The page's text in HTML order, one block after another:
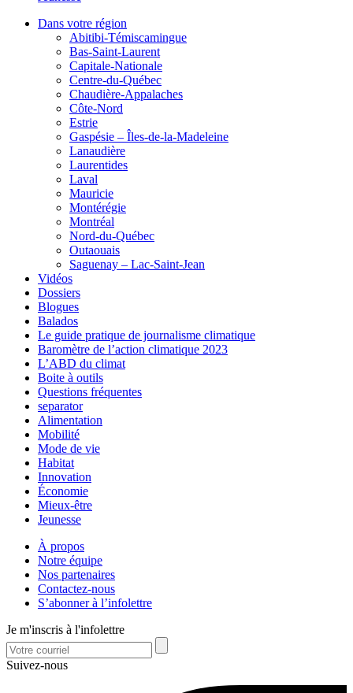
Dans votre région
Abitibi-Témiscamingue
Bas-Saint-Laurent
Capitale-Nationale
Centre-du-Québec
Chaudière-Appalaches
Côte-Nord
Estrie
Gaspésie – Îles-de-la-Madeleine
Lanaudière
Laurentides
Laval
Mauricie
Montérégie
Montréal
Nord-du-Québec
Outaouais
Saguenay – Lac-Saint-Jean
Vidéos
Dossiers
Blogues
Balados
Le guide pratique de journalisme climatique
Baromètre de l’action climatique 2023
L’ABD du climat
Boite à outils
Questions fréquentes
separator
Alimentation
Mobilité
Mode de vie
Habitat
Innovation
Économie
Mieux-être
Jeunesse
À propos
Notre équipe
Nos partenaires
Contactez-nous
S’abonner à l’infolettre
Je m'inscris à l'infolettre
Suivez-nous